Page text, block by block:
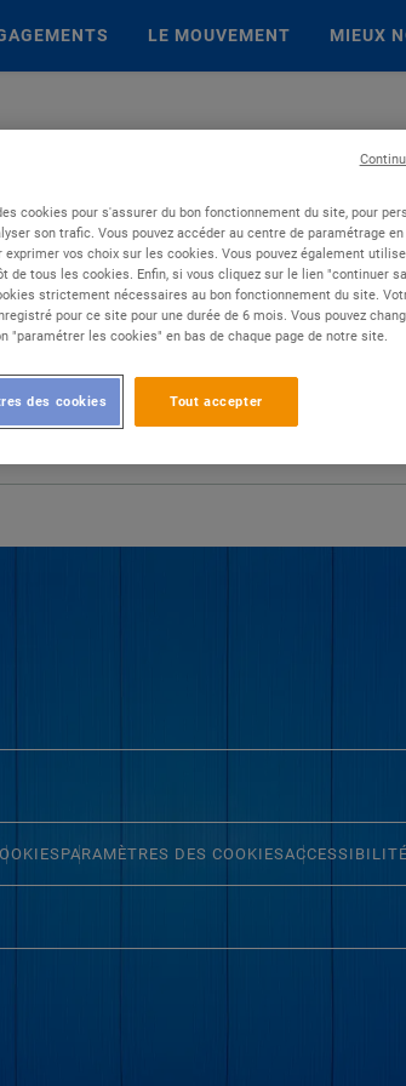
LE MOUVEMENT MIEUX
PARAMÈTRES DES COOKIES
cookies pour s'assurer du bon fonctionnement du site, pour
son trafic. Vous pouvez accéder au centre de paramétrage
exprimer vos choix sur les cookies. Vous pouvez également
de tous les cookies. Enfin, si vous cliquez sur le lien "continuer
strictement nécessaires au bon fonctionnement du site.
pour ce site pour une durée de 6 mois. Vous pouvez
"paramétrer les cookies" en bas de chaque page de notre site.
Tout accepter
des cookies